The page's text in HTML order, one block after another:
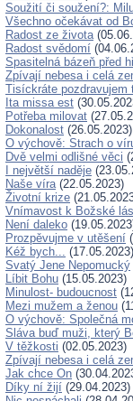
Soužití či soužení?:
Všechno očekávat od
Radost ze života
Radost svědomí
Spasitelná bázeň před
Zpívají nebesa i celá
Tisíckráte pozdravujem
Ita missa est
Potřeba milovat
Dokonalost (26.05.2023)
O výchově: Strach o
Dvě velmi odlišné věci
I největší naděje
Naše víra(22.05.2023)
Životní krize
Vnímavost k Božské
Není daleko
Prozpěvujme v utěšení
Kéž bych... (17.05.2023)
Svatý Jene Nepomucký
Líbit Bohu (15.05.2023)
Minulost- budoucnost
Mezi mužem a ženou
O výchově: Společná
Sláva buď muži, který
V těžkosti (02.05.2023)
Zpívají nebesa i celá
Jak chce On
Díky ní žijí (29.04.2023)